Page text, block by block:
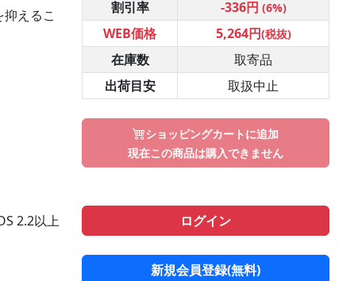
えるこ
2.2以上
割引率 -336円 (6%)
WEB価格 5,264円(税抜)
在庫数
取寄品
出荷目安
取扱中止
ショッピングカートに追加
現在この商品は購入できません
ログイン
新規会員登録(無料)